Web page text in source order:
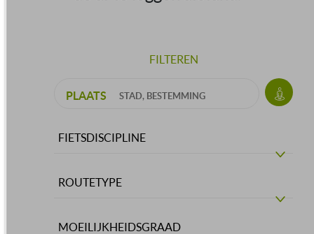
FILTEREN
PLAATS
FIETSDISCIPLINE
ROUTETYPE
MOEILIJKHEIDSGRAAD